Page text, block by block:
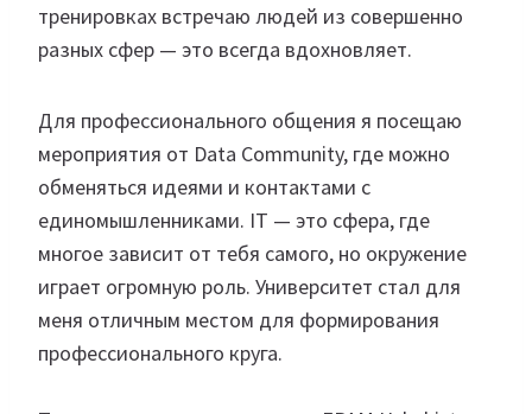
тренировках встречаю людей из совершенно
разных сфер — это всегда вдохновляет.
Для профессионального общения я посещаю
мероприятия от Data Community, где можно
обменяться идеями и контактами с
единомышленниками. IT — это сфера, где
многое зависит от тебя самого, но окружение
играет огромную роль. Университет стал для
меня отличным местом для формирования
профессионального круга.